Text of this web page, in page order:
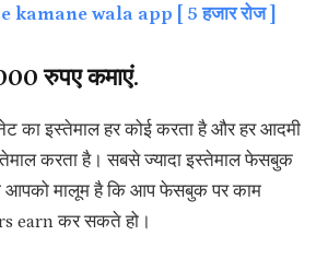
kamane wala app [ 5 हजार रोज ]
रुपए कमाएं.
का इस्तेमाल हर कोई करता है और हर आदमी
करता है। सबसे ज्यादा इस्तेमाल फेसबुक
आपको मालूम है कि आप फेसबुक पर काम
earn कर सकते हो।